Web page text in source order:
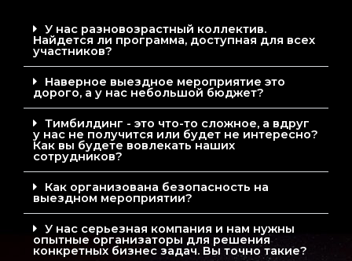
У нас разновозрастный коллектив.
Найдется ли программа, доступная для всех
участников?
Наверное выездное мероприятие это
дорого, а у нас небольшой бюджет?
Тимбилдинг - это что-то сложное, а вдруг
у нас не получится или будет не интересно?
Как вы будете вовлекать наших
сотрудников?
Как организована безопасность на
выездном мероприятии?
У нас серьезная компания и нам нужны
опытные организаторы для решения
конкретных бизнес задач. Вы точно такие?